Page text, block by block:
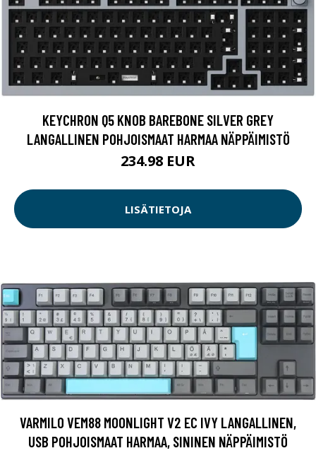
KEYCHRON Q5 KNOB BAREBONE SILVER GREY
LANGALLINEN POHJOISMAAT HARMAA NÄPPÄIMISTÖ
234.98 EUR
LISÄTIETOJA
VARMILO VEM88 MOONLIGHT V2 EC IVY LANGALLINEN,
USB POHJOISMAAT HARMAA, SININEN NÄPPÄIMISTÖ